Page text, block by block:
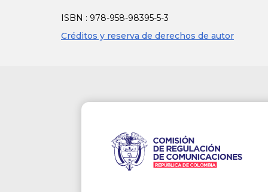
un
Que,
ISBN : 978-958-98395-5-3
Créditos y reserva de derechos de autor